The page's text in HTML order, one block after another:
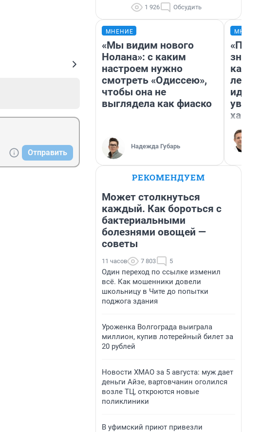
Отправить
1 926 Обсудить
МНЕНИЕ
«Мы видим нового
Нолана»: с каким
настроем нужно
смотреть «Одиссею»,
чтобы она не
выглядела как фиаско
Надежда Губарь
идею
РЕКОМЕНДУЕМ
Может столкнуться
каждый. Как бороться с
бактериальными
болезнями овощей —
советы
11 часов 7 803 5
Один переход по ссылке изменил
всё. Как мошенники довели
школьницу в Чите до попытки
поджога здания
Уроженка Волгограда выиграла
миллион, купив лотерейный билет за
20 рублей
Новости ХМАО за 5 августа: муж дает
деньги Айзе, вартовчанин оголился
возле ТЦ, откроются новые
поликлиники
В уфимский приют привезли